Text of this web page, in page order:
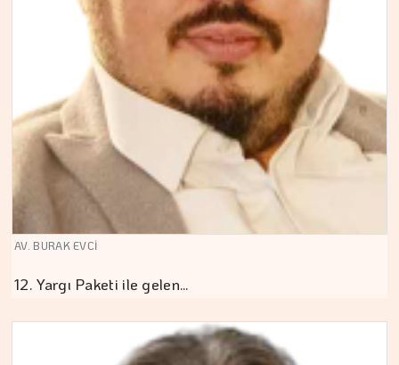
AV. BURAK EVCİ
12. Yargı Paketi ile gelen…